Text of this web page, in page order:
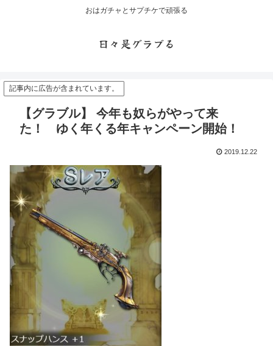
おはガチャとサプチケで頑張る
日々是グラブる
記事内に広告が含まれています。
【グラブル】 今年も奴らがやって来
た！ ゆく年くる年キャンペーン開始！
2019.12.22